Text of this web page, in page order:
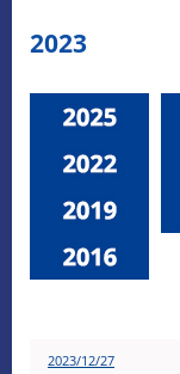
2023
2023/12/27